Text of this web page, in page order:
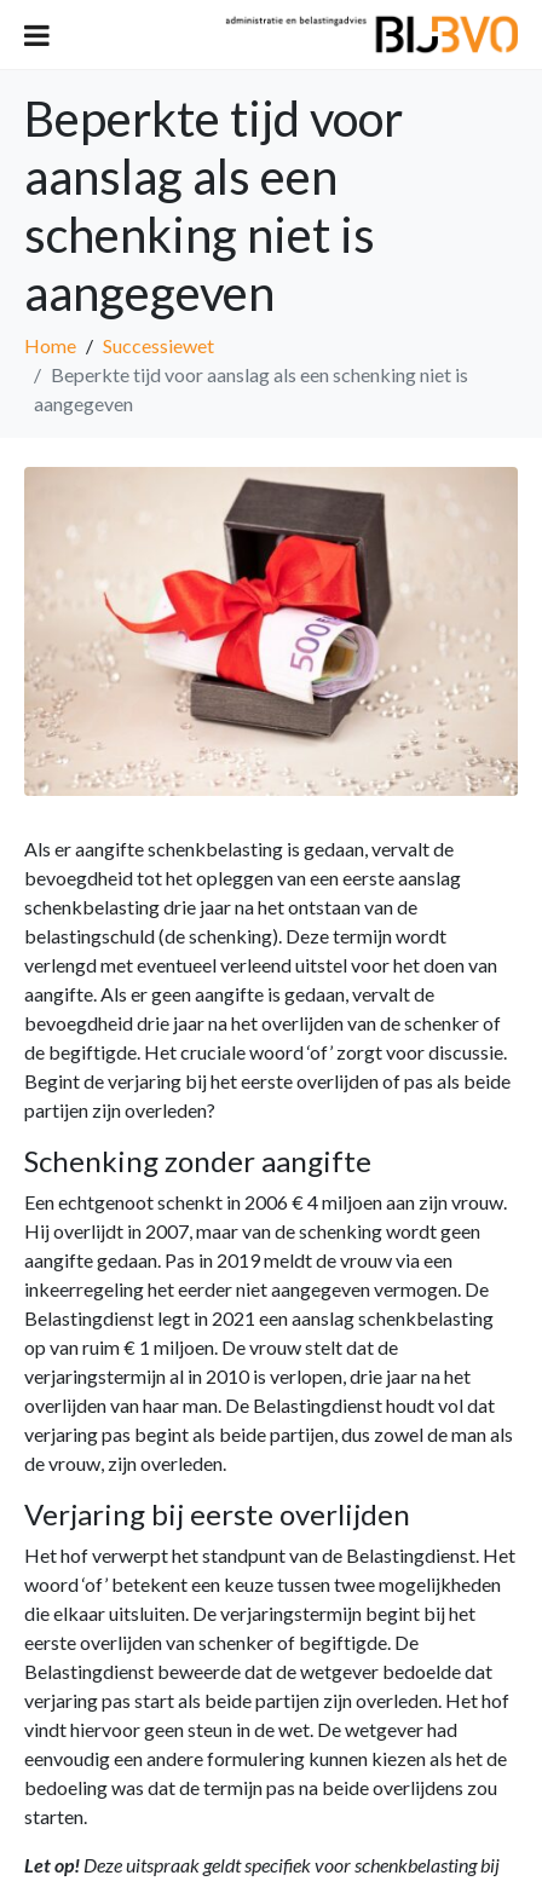
Beperkte tijd voor
aanslag als een
schenking niet is
aangegeven
Home
Successiewet
Beperkte tijd voor aanslag als een schenking niet is
aangegeven
Als er aangifte schenkbelasting is gedaan, vervalt de
bevoegdheid tot het opleggen van een eerste aanslag
schenkbelasting drie jaar na het ontstaan van de
belastingschuld (de schenking). Deze termijn wordt
verlengd met eventueel verleend uitstel voor het doen van
aangifte. Als er geen aangifte is gedaan, vervalt de
bevoegdheid drie jaar na het overlijden van de schenker of
de begiftigde. Het cruciale woord ‘of’ zorgt voor discussie.
Begint de verjaring bij het eerste overlijden of pas als beide
partijen zijn overleden?
Schenking zonder aangifte
Een echtgenoot schenkt in 2006 € 4 miljoen aan zijn vrouw.
Hij overlijdt in 2007, maar van de schenking wordt geen
aangifte gedaan. Pas in 2019 meldt de vrouw via een
inkeerregeling het eerder niet aangegeven vermogen. De
Belastingdienst legt in 2021 een aanslag schenkbelasting
op van ruim € 1 miljoen. De vrouw stelt dat de
verjaringstermijn al in 2010 is verlopen, drie jaar na het
overlijden van haar man. De Belastingdienst houdt vol dat
verjaring pas begint als beide partijen, dus zowel de man als
de vrouw, zijn overleden.
Verjaring bij eerste overlijden
Het hof verwerpt het standpunt van de Belastingdienst. Het
woord ‘of’ betekent een keuze tussen twee mogelijkheden
die elkaar uitsluiten. De verjaringstermijn begint bij het
eerste overlijden van schenker of begiftigde. De
Belastingdienst beweerde dat de wetgever bedoelde dat
verjaring pas start als beide partijen zijn overleden. Het hof
vindt hiervoor geen steun in de wet. De wetgever had
eenvoudig een andere formulering kunnen kiezen als het de
bedoeling was dat de termijn pas na beide overlijdens zou
starten.
Let op! Deze uitspraak geldt specifiek voor schenkbelasting bij